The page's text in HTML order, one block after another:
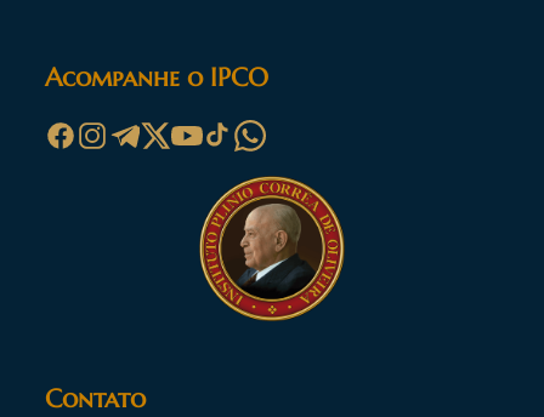
Acompanhe o IPCO
Contato